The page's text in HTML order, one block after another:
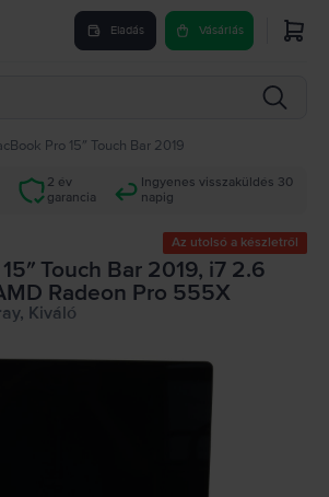
Eladás Vásárlás
Pro 15″ Touch Bar 2019
2 év
garancia
Ingyenes visszaküldés 30
napig
Az utolsó a készletről
Touch Bar 2019, i7 2.6
Radeon Pro 555X
Kiváló